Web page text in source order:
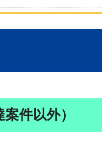
件以外）